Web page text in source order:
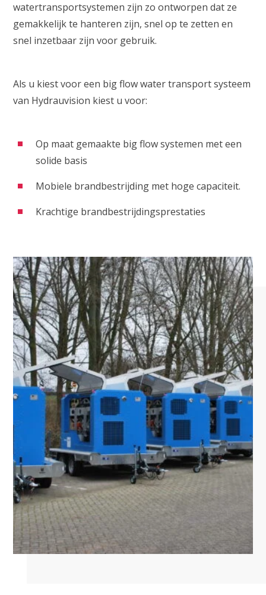
watertransportsystemen zijn zo ontworpen dat ze
gemakkelijk te hanteren zijn, snel op te zetten en
snel inzetbaar zijn voor gebruik.
Als u kiest voor een big flow water transport systeem
van Hydrauvision kiest u voor:
Op maat gemaakte big flow systemen met een
solide basis
Mobiele brandbestrijding met hoge capaciteit.
Krachtige brandbestrijdingsprestaties